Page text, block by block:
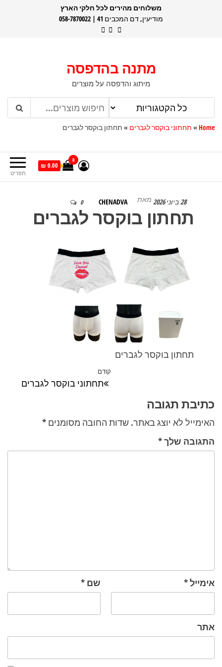
משלוחים מהירים לכל חלקי הארץ
מודיעין, דם המכבים 41 | 058-7870022
מתנה בהדפסה
מיתוג והדפסה על מוצרים
Home
» תחתוני בוקסר לגברים » תחתון בוקסר לגברים
תפריט
0
0.00 ₪
28 ביוני 2026 מאת CHENADVA
0
תחתון בוקסר לגברים
תחתון בוקסר לגברים
הפוסט
הקודם
קודם
תחתוני בוקסר לגברים
כתיבת תגובה
האימייל לא יוצג באתר. שדות החובה מסומנים *
התגובה שלך*
שם * אימייל*
אתר